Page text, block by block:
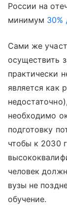
России на
минимум 30%
Сами же
осуществить
практически
является как
необходимо
подготовку
чтобы к 2030
человек
вузы не
обучение.